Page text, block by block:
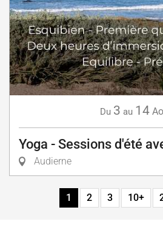
Du 3 au 14
Yoga - Sessions d'été
Audierne
1 2 3 10+